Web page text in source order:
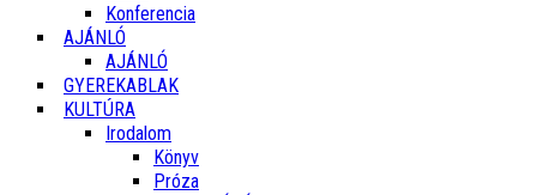
Konferencia
AJÁNLÓ
AJÁNLÓ
GYEREKABLAK
KULTÚRA
Irodalom
Könyv
Próza